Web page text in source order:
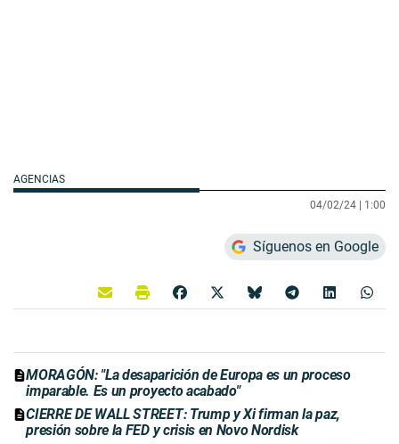
AGENCIAS
04/02/24 | 1:00
Síguenos en Google
MORAGÓN: "La desaparición de Europa es un proceso
imparable. Es un proyecto acabado"
CIERRE DE WALL STREET: Trump y Xi firman la paz,
presión sobre la FED y crisis en Novo Nordisk